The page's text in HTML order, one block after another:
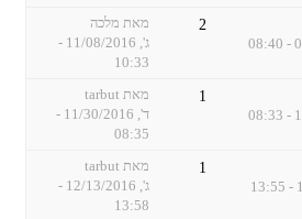
2 מאת מלכה
ג', 11/08/2016 -
10:33
1 מאת tarbut
ד', 11/30/2016 -
08:35
1 מאת tarbut
ג', 12/13/2016 -
13:58